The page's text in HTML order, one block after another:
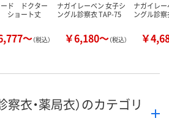
ード ドクター
ショート丈
～（税込）
ナガイレーベン 女子シ
ングル診察衣 TAP-75
￥6,180～（税込）
ナガイレ
ングル診
￥
察衣・薬局衣）のカテゴリ